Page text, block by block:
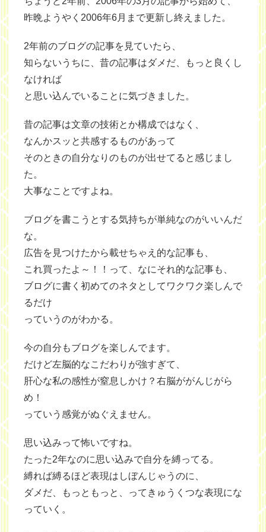
昨晩ようやく2006年6月まで更新し終えました。
2年前のブログの記事を見ていたら、
知らないうちに、昔の記事はダメだ、もっと良くし
なければ
と思い込んでいることに気づきました。
昔の記事は文章の技術とか構成ではなく、
なんかスッと共感するものがあって
そのときの自分なりのものが出せてると感じまし
た。
大事なことですよね。
ブログを書こうとする気持ちが単純なのがいいんだ
な。
広告を見つけたから載せちゃえ的な記事も、
これ買ったよ～！！って、なにそれ的な記事も、
ブログに書く初めてのネタとしてワクワク楽しんで
るだけ
っていうのがわかる。
今の自分もブログを楽しんでます。
だけど左脳的なこだわりが強すぎて、
肝心な私の感性が窒息しかけ？右脳ががんじがら
め！
っていう感覚がぬぐえません。
思い込みって怖いですね。
たった2年なのに思い込みで自分を縛ってる。
縛れば縛るほど表現はしぼんじゃうのに、
ダメだ、もっともっと、ってきゅうくつな表現にな
っていく。